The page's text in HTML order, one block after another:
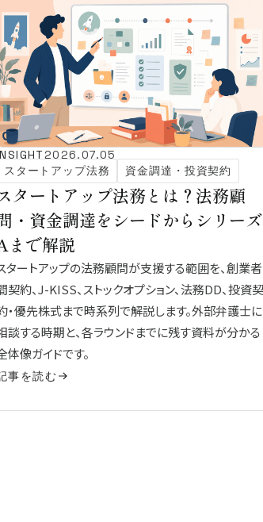
2026.07.05
スタートアップ法務
資金調達・投資契約
タートアップ法務とは？法務顧
・資金調達をシードからシリーズ
まで解説
タートアップの法務顧問が支援する範囲を、創業者
契約、J-KISS、ストックオプション、法務DD、投資契
・優先株式まで時系列で解説します。外部弁護士に
談する時期と、各ラウンドまでに残す資料が分かる
体像ガイドです。
事を読む